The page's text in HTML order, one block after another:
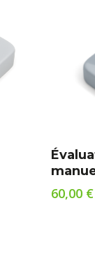
60,00 €